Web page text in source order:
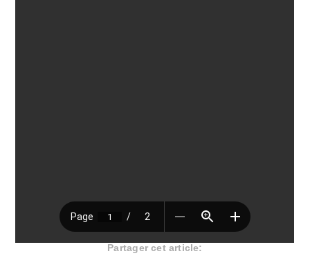
Partager cet article: